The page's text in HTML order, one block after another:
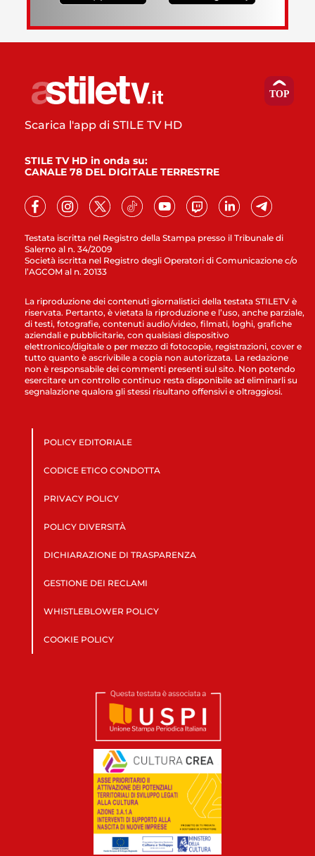
Testata iscritta nel Registro della Stampa presso il Tribunale di
Salerno al n. 34/2009
Società iscritta nel Registro degli Operatori di Comunicazione c/o
l’AGCOM al n. 20133
Scarica l'app di STILE TV HD
STILE TV HD in onda su:
CANALE 78 DEL DIGITALE TERRESTRE
La riproduzione dei contenuti giornalistici della testata STILETV è
riservata. Pertanto, è vietata la riproduzione e l’uso, anche parziale,
di testi, fotografie, contenuti audio/video, filmati, loghi, grafiche
aziendali e pubblicitarie, con qualsiasi dispositivo
elettronico/digitale o per mezzo di fotocopie, registrazioni, cover e
tutto quanto è ascrivibile a copia non autorizzata. La redazione
non è responsabile dei commenti presenti sul sito. Non potendo
esercitare un controllo continuo resta disponibile ad eliminarli su
segnalazione qualora gli stessi risultano offensivi e oltraggiosi.
POLICY EDITORIALE
CODICE ETICO CONDOTTA
PRIVACY POLICY
POLICY DIVERSITÀ
DICHIARAZIONE DI TRASPARENZA
GESTIONE DEI RECLAMI
WHISTLEBLOWER POLICY
COOKIE POLICY